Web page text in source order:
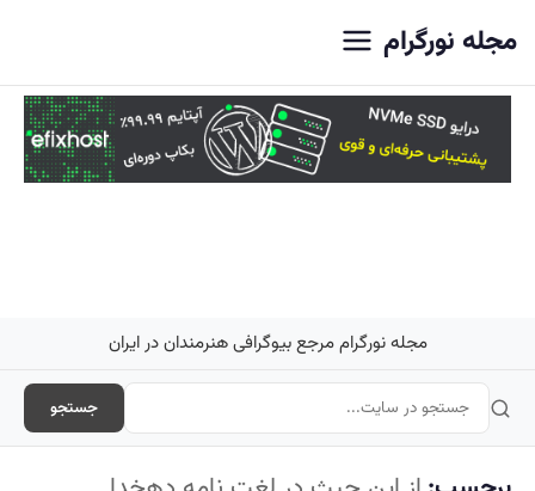
مجله نورگرام
مجله نورگرام مرجع بیوگرافی هنرمندان در ایران
جستجو